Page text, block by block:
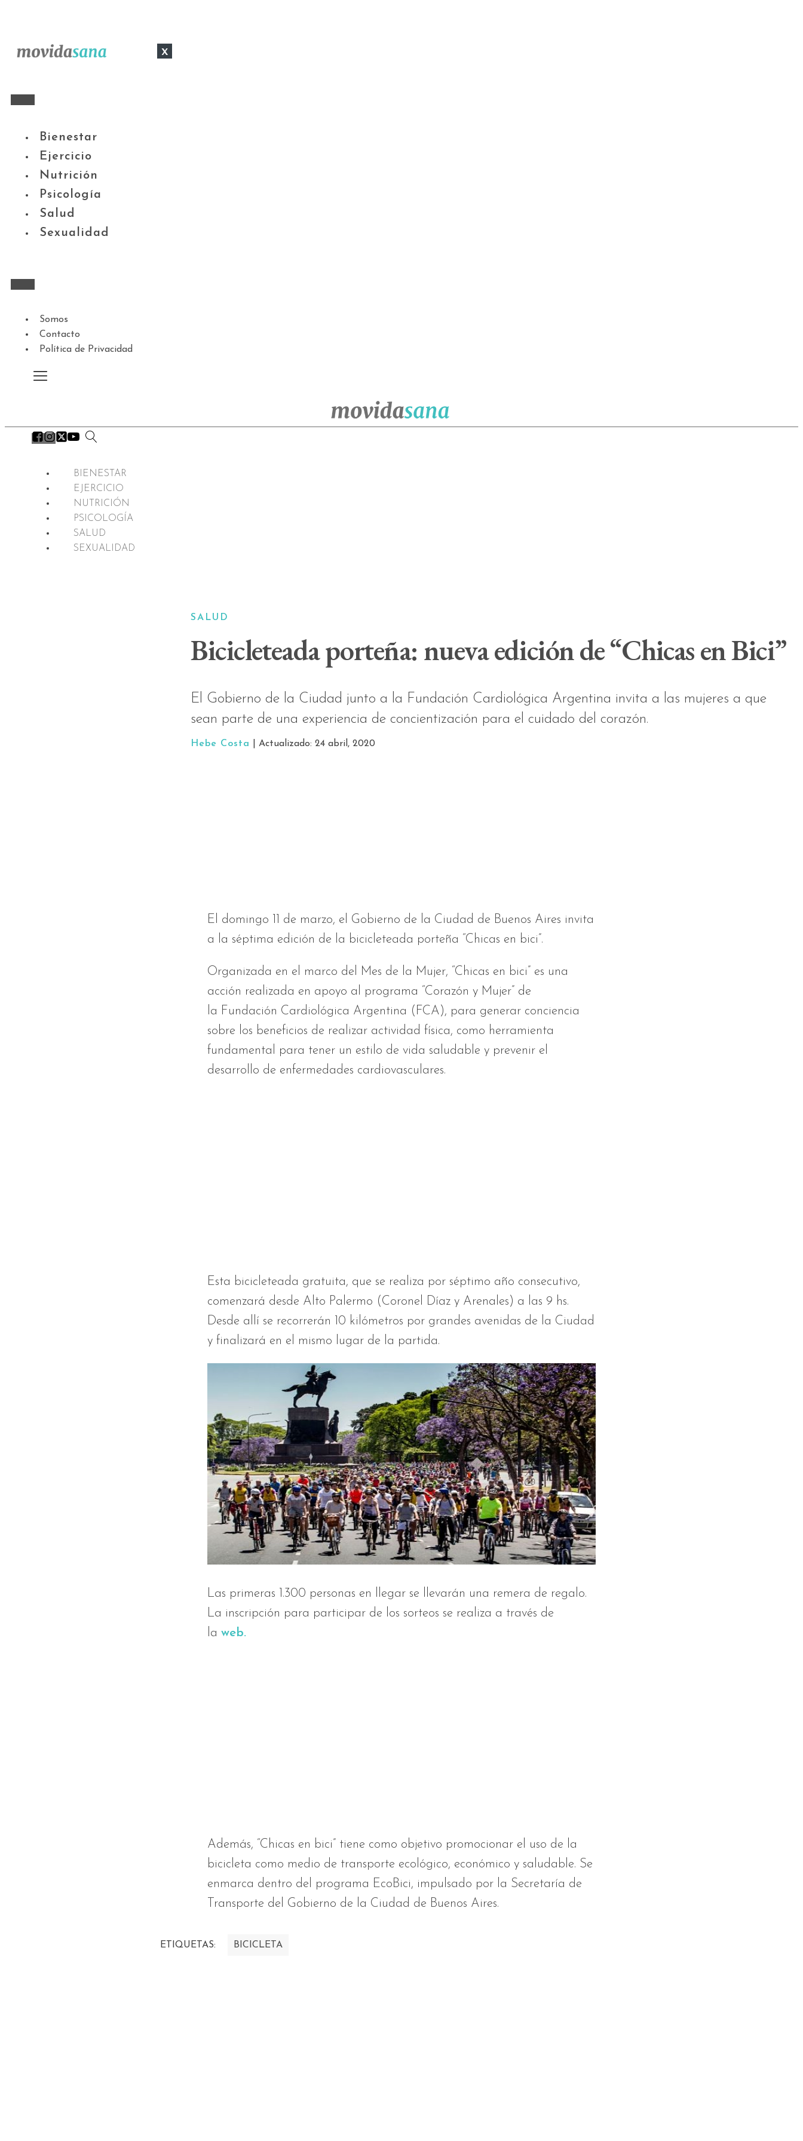
x
Bienestar
Ejercicio
Nutrición
Psicología
Salud
Sexualidad
Somos
Contacto
Política de Privacidad
BIENESTAR
EJERCICIO
NUTRICIÓN
PSICOLOGÍA
SALUD
SEXUALIDAD
SALUD
Bicicleteada porteña: nueva edición de “Chicas en Bici”
El Gobierno de la Ciudad junto a la Fundación Cardiológica Argentina invita a las mujeres a que
sean parte de una experiencia de concientización para el cuidado del corazón.
Hebe Costa | Actualizado: 24 abril, 2020
El domingo 11 de marzo, el Gobierno de la Ciudad de Buenos Aires invita
a la séptima edición de la bicicleteada porteña “Chicas en bici”.
Organizada en el marco del Mes de la Mujer, “Chicas en bici” es una
acción realizada en apoyo al programa “Corazón y Mujer” de
la Fundación Cardiológica Argentina (FCA), para generar conciencia
sobre los beneficios de realizar actividad física, como herramienta
fundamental para tener un estilo de vida saludable y prevenir el
desarrollo de enfermedades cardiovasculares.
Esta bicicleteada gratuita, que se realiza por séptimo año consecutivo,
comenzará desde Alto Palermo (Coronel Díaz y Arenales) a las 9 hs.
Desde allí se recorrerán 10 kilómetros por grandes avenidas de la Ciudad
y finalizará en el mismo lugar de la partida.
Las primeras 1.300 personas en llegar se llevarán una remera de regalo.
La inscripción para participar de los sorteos se realiza a través de
la web.
Además, “Chicas en bici” tiene como objetivo promocionar el uso de la
bicicleta como medio de transporte ecológico, económico y saludable. Se
enmarca dentro del programa EcoBici, impulsado por la Secretaría de
Transporte del Gobierno de la Ciudad de Buenos Aires.
ETIQUETAS: BICICLETA